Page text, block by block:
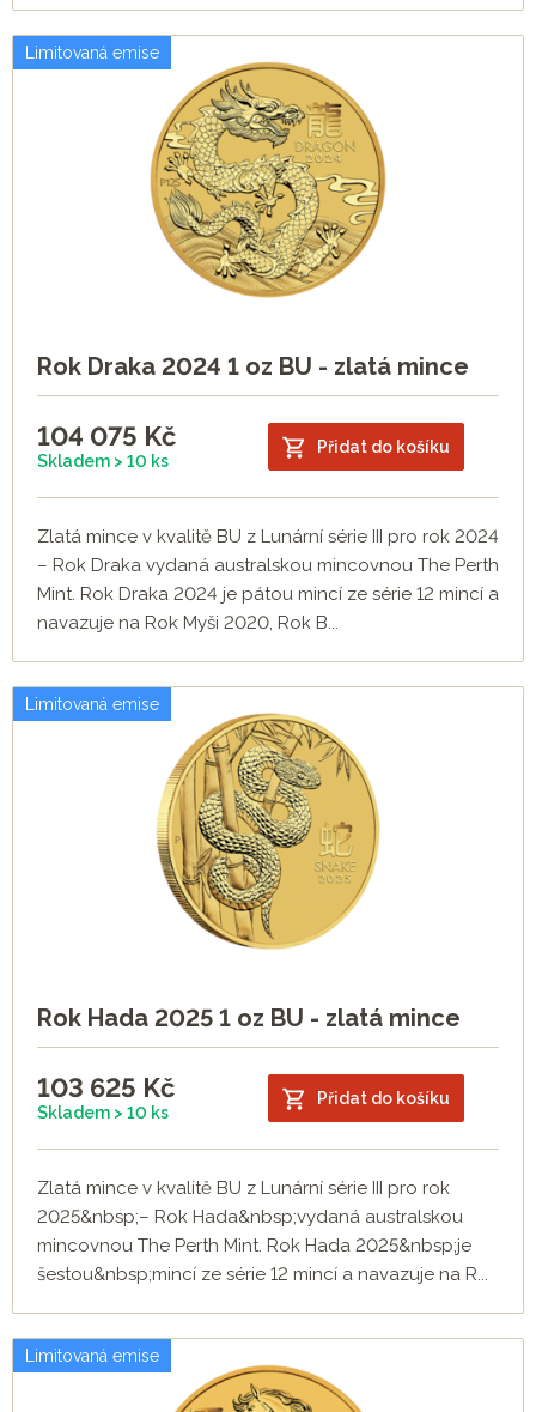
Limitovaná emise
Rok Draka 2024 1 oz BU - zlatá mince
104 075 Kč
Skladem > 10 ks
Přidat do košíku
Zlatá mince v kvalitě BU z Lunární série III pro rok 2024
– Rok Draka vydaná australskou mincovnou The Perth
Mint. Rok Draka 2024 je pátou mincí ze série 12 mincí a
navazuje na Rok Myši 2020, Rok B...
Limitovaná emise
Rok Hada 2025 1 oz BU - zlatá mince
103 625 Kč
Skladem > 10 ks
Přidat do košíku
Zlatá mince v kvalitě BU z Lunární série III pro rok
2025&nbsp;– Rok Hada&nbsp;vydaná australskou
mincovnou The Perth Mint. Rok Hada 2025&nbsp;je
šestou&nbsp;mincí ze série 12 mincí a navazuje na R...
Limitovaná emise